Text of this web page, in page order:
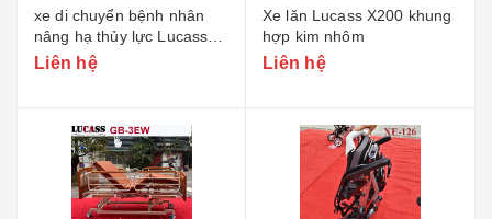
xe di chuyển bệnh nhân
nâng hạ thủy lực Lucass
D-900
Liên hệ
Xe lăn Lucass X200 khung
hợp kim nhôm
Liên hệ